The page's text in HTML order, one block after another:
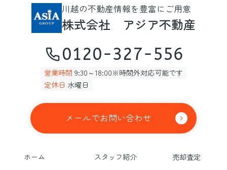
川越の不動産情報を豊富にご用意
株式会社 アジア不動産
0120-327-556
営業時間 9:30～18:00※時間外対応可能です
定休日 水曜日
メールでお問い合わせ
ホーム スタッフ紹介
売却査定